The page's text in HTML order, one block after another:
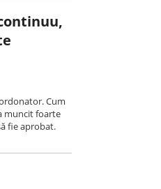
Cum
muncit foarte
fie aprobat.